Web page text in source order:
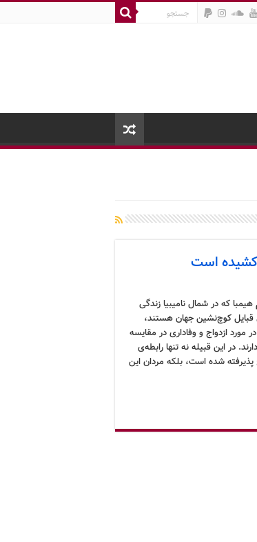
کشیده است
که در شمال نامیبیا زندگی
کوچ‌نشین جهان هستند،
مورد ازدواج و وفاداری در مقایسه
در این قبیله نه تنها رابطه‌ی
شده است، بلکه مردان این